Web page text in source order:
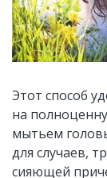
Этот способ
на
мытьем
для случаев,
сияющей